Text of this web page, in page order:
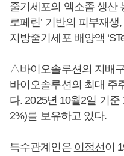
줄기세포의 엑소좀 생산
로페린’ 기반의 피부재
지방줄기세포 배양액
△바이오솔루션의 지배
바이오솔루션의 최대 주
다. 2025년 10월2일 기
2%)를 보유하고 있다.
특수관계인은 이정선이